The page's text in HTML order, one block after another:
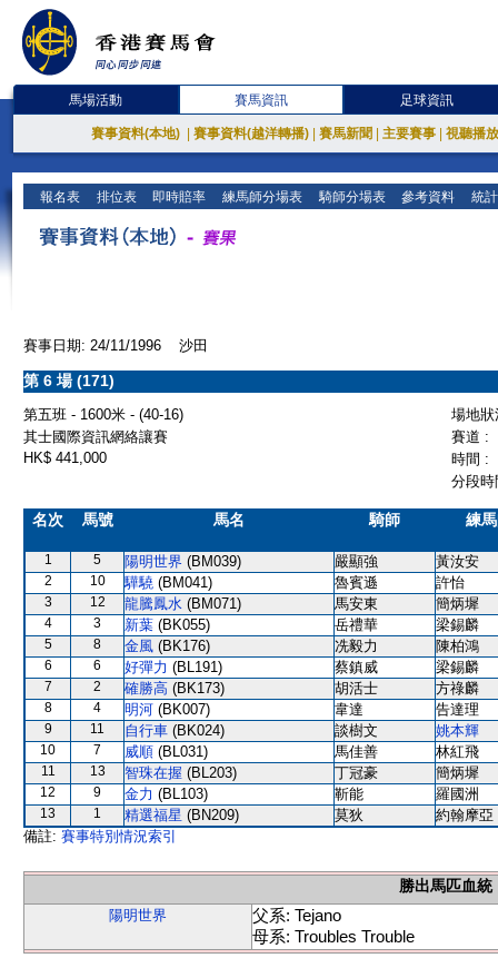
馬場活動 賽馬資訊 足球資訊
賽事資料(本地) 賽事資料(越洋轉播) 賽馬新聞 主要賽事 視聽播
報名表 排位表 即時賠率 練馬師分場表 騎師分場表 參考資料 統
賽事日期: 24/11/1996 沙田
第 6 場 (171)
第五班 - 1600米 - (40-16)
場地
其士國際資訊網絡讓賽
賽道 :
HK$ 441,000
時間 :
分段
名次 馬號 馬名 騎師 練
1 5 陽明世界 (BM039) 嚴顯強 黃汝安
2 10 驊驍 (BM041) 魯賓遜 許怡
3 12 龍騰鳳水 (BM071) 馬安東 簡炳墀
4 3 新葉 (BK055) 岳禮華 梁錫麟
5 8 金風 (BK176) 冼毅力 陳柏鴻
6 6 好彈力 (BL191) 蔡鎮威 梁錫麟
7 2 確勝高 (BK173) 胡活士 方祿麟
8 4 明河 (BK007) 韋達 告達理
9 11 自行車 (BK024) 談樹文 姚本輝
10 7 威順 (BL031) 馬佳善 林紅飛
11 13 智珠在握 (BL203) 丁冠豪 簡炳墀
12 9 金力 (BL103) 靳能 羅國洲
13 1 精選福星 (BN209) 莫狄
約翰摩亞
備註: 賽事特別情況索引
勝出馬匹血統
陽明世界
父系: Tejano
母系: Troubles Trouble